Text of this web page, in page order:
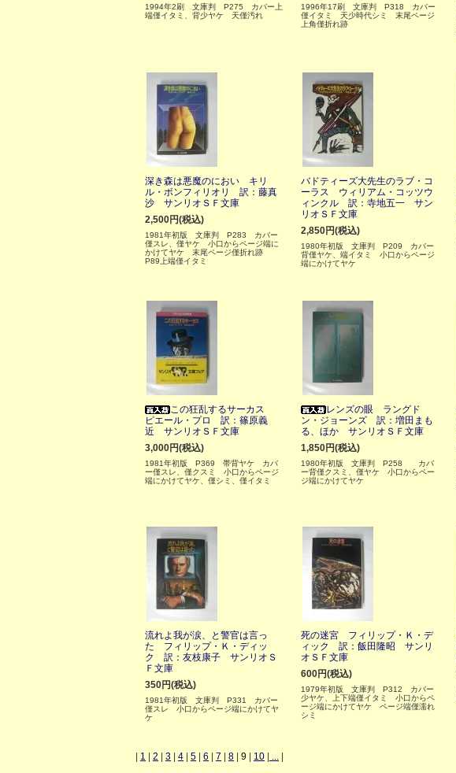
1994年2刷 文庫判 P275 カバー上
端僅イタミ、背少ヤケ 天僅汚れ
1996年17刷 文庫判 P318 カバー
僅イタミ 天少時代シミ 末尾ページ
上角僅折れ跡
深き森は悪魔のにおい キリ
ル・ボンフィリオリ 訳：藤真
沙 サンリオＳＦ文庫
2,500円(税込)
1981年初版 文庫判 P283 カバー
僅スレ、僅ヤケ 小口からページ端に
かけてヤケ 末尾ページ僅折れ跡
P89上端僅イタミ
バドティーズ大先生のラブ・コ
ーラス ウィリアム・コッツウ
ィンクル 訳：寺地五一 サン
リオＳＦ文庫
2,850円(税込)
1980年初版 文庫判 P209 カバー
背僅ヤケ、端イタミ 小口からページ
端にかけてヤケ
この狂乱するサーカス
ピエール・プロ 訳：篠原義
近 サンリオＳＦ文庫
3,000円(税込)
1981年初版 P369 帯背ヤケ カバ
ー僅スレ、僅クスミ 小口からページ
端にかけてヤケ、僅シミ、僅イタミ
レンズの眼 ラングド
ン・ジョーンズ 訳：増田まも
る、ほか サンリオＳＦ文庫
1,850円(税込)
1980年初版 文庫判 P258 カバ
ー背僅クスミ、僅ヤケ 小口からペー
ジ端にかけてヤケ
流れよ我が涙、と警官は言っ
た フィリップ・Ｋ・ディッ
ク 訳：友枝康子 サンリオＳ
Ｆ文庫
350円(税込)
1981年初版 文庫判 P331 カバー
僅スレ 小口からページ端にかけてヤ
ケ
死の迷宮 フィリップ・Ｋ・デ
ィック 訳：飯田隆昭 サンリ
オＳＦ文庫
600円(税込)
1979年初版 文庫判 P312 カバー
少ヤケ、上下端僅イタミ 小口からペ
ージ端にかけてヤケ ページ端僅濡れ
シミ
1 2 3 4 5 6 7 8 9 10 ...